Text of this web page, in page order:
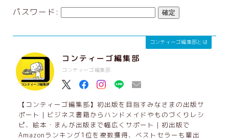
お問い合わせ
企業・団体研修
初心者さんにもわかりやすい：AIを安全に
企業レーベル立ち上げ支援メニュー
利用規約／特定商取引法に基づく表記
パスワード:
コンティーゴ編集部とは
コンティーゴ編集部
コンティーゴ編集部
【コンティーゴ編集部】初出版を目指すみなさまの出版サ
ポート｜ビジネス書籍からハンドメイドやものづくりレシ
ピ、絵本・まんが出版まで幅広くサポート｜初出版で
Amazonランキング1位を複数獲得、ベストセラーも輩出